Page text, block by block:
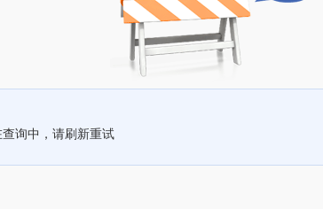
查询中，请刷新重试